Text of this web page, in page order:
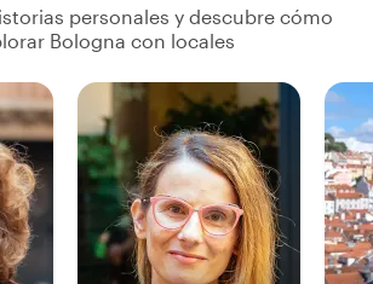
personales y descubre cómo
Bologna con locales